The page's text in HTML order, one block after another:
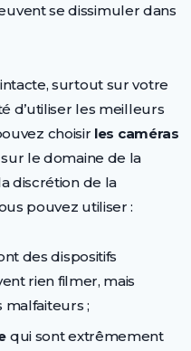
se dissimuler dans
surtout sur votre
d’utiliser les meilleurs
choisir les caméras
le domaine de la
discrétion de la
pouvez utiliser :
des dispositifs
rien filmer, mais
malfaiteurs ;
qui sont extrêmement